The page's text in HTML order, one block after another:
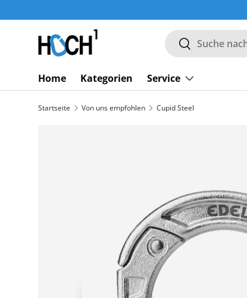
DIREKT ZUM INHALT
Suchen
Suchen
Home Kategorien Service
Startseite Von uns empfohlen Cupid Steel